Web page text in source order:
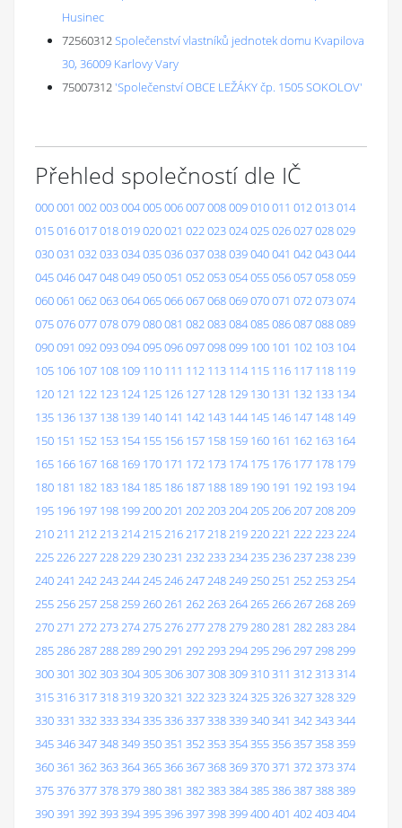
Husinec
72560312Společenství vlastníků jednotek domu Kvapilova
30, 36009 Karlovy Vary
75007312'Společenství OBCE LEŽÁKY čp. 1505 SOKOLOV'
Přehled společností dle IČ
000001 002003004005006007008009010011 012013014
015016017018019020021 022023024025026027028029
030031 032033034035036037038039040041 042043044
045046047048049050051 052053054055056057058059
060061 062063064065066067068069070071 072073074
075076077078079080081 082083084085086087088089
090091 092093094095096097098099 100 101 102 103 104
105 106 107 108 109 110 111 112 113 114 115 116 117 118 119
120 121 122 123 124 125 126 127 128 129 130 131 132 133 134
135 136 137 138 139 140 141 142 143 144 145 146 147 148 149
150 151 152 153 154 155 156 157 158 159 160 161 162 163 164
165 166 167 168 169 170 171 172 173 174 175 176 177 178 179
180 181 182 183 184 185 186 187 188 189 190 191 192 193 194
195 196 197 198 199200201 202203204205206207208209
210211 212213214215216217218219220221 222223224
225226227228229230231 232233234235236237238239
240241 242243244245246247248249250251 252253254
255256257258259260261 262263264265266267268269
270271 272273274275276277278279280281 282283284
285286287288289290291 292293294295296297298299
300301 302303304305306307308309310311 312313314
315316317318319320321 322323324325326327328329
330331 332333334335336337338339340341 342343344
345346347348349350351 352353354355356357358359
360361 362363364365366367368369370371 372373374
375376377378379380381 382383384385386387388389
390391 392393394395396397398399400401 402403404